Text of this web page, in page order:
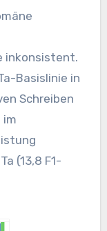
inkonsistent.
Basislinie in
Schreiben
im
(13,8 F1-